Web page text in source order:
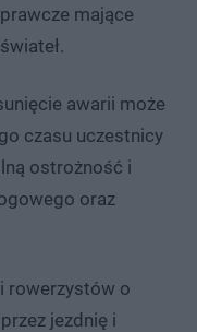
mające
awarii może
czasu uczestnicy
ostrożność i
oraz
rowerzystów o
jezdnię i